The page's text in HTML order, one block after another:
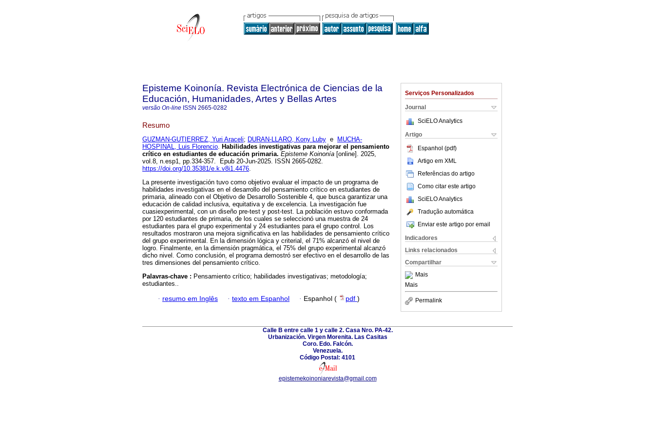
Serviços Personalizados
Journal
SciELO Analytics
Artigo
Espanhol (pdf)
Artigo em XML
Referências do artigo
Como citar este artigo
SciELO Analytics
Tradução automática
Enviar este artigo por email
Indicadores
Links relacionados
Compartilhar
Mais
Mais
Permalink
Episteme Koinonía. Revista Electrónica de Ciencias de la
Educación, Humanidades, Artes y Bellas Artes
versão On-line ISSN 2665-0282
Resumo
GUZMAN-GUTIERREZ, Yuri Araceli; DURAN-LLARO, Kony Luby e
MUCHA-
HOSPINAL, Luis Florencio. Habilidades investigativas para mejorar el pensamiento
crítico en estudiantes de educación primaria. Episteme Koinonía [online]. 2025,
vol.8, n.esp1, pp.334-357. Epub 20-Jun-2025. ISSN 2665-0282.
https://doi.org/10.35381/e.k.v8i1.4476.
La presente investigación tuvo como objetivo evaluar el impacto de un programa de
habilidades investigativas en el desarrollo del pensamiento crítico en estudiantes de
primaria, alineado con el Objetivo de Desarrollo Sostenible 4, que busca garantizar una
educación de calidad inclusiva, equitativa y de excelencia. La investigación fue
cuasiexperimental, con un diseño pre-test y post-test. La población estuvo conformada
por 120 estudiantes de primaria, de los cuales se seleccionó una muestra de 24
estudiantes para el grupo experimental y 24 estudiantes para el grupo control. Los
resultados mostraron una mejora significativa en las habilidades de pensamiento crítico
del grupo experimental. En la dimensión lógica y criterial, el 71% alcanzó el nivel de
logro. Finalmente, en la dimensión pragmática, el 75% del grupo experimental alcanzó
dicho nivel. Como conclusión, el programa demostró ser efectivo en el desarrollo de las
tres dimensiones del pensamiento crítico.
Palavras-chave : Pensamiento crítico; habilidades investigativas; metodología;
estudiantes..
· resumo em Inglês · texto em Espanhol · Espanhol ( pdf )
Calle B entre calle 1 y calle 2. Casa Nro. PA-42.
Urbanización. Virgen Morenita. Las Casitas
Coro. Edo. Falcón.
Venezuela.
Código Postal: 4101
epistemekoinoniarevista@gmail.com